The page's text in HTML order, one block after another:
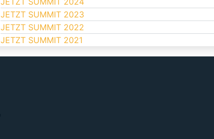
JETZT SUMMIT 2023
JETZT SUMMIT 2022
JETZT SUMMIT 2021